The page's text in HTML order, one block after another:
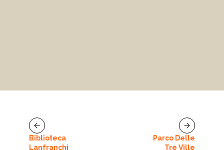
Biblioteca
Lanfranchi
Parco Delle
Tre Ville